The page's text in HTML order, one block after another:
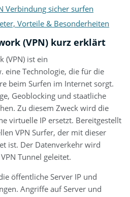
Verbindung sicher surfen
Vorteile & Besonderheiten
(VPN) kurz erklärt
(VPN) ist ein
eine Technologie, die für die
beim Surfen im Internet sorgt.
Geoblocking und staatliche
Zu diesem Zweck wird die
virtuelle IP ersetzt. Bereitgestellt
VPN Surfer, der mit dieser
ist. Der Datenverkehr wird
Tunnel geleitet.
öffentliche Server IP und
Angriffe auf Server und